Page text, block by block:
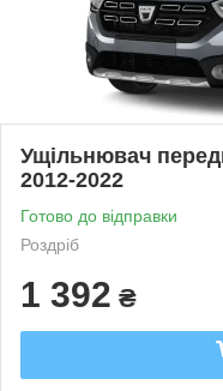
Ущільнювач
2012-2022
Готово до відправки
Роздріб
1 392 ₴